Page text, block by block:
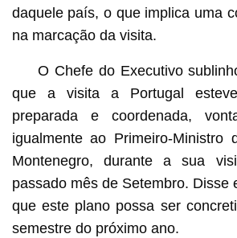
daquele país, o que implica uma
na marcação da visita.
O Chefe do Executivo
que a visita a Portugal
preparada e coordenada,
igualmente ao Primeiro-Ministro
Montenegro, durante a sua
passado mês de Setembro. Disse
que este plano possa ser
semestre do próximo ano.